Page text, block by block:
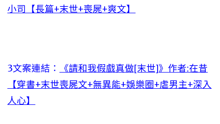
小司【長篇+末世+喪屍+爽文】
3文案連結：
《請和我假戲真做[末世]》作者:在昔
【穿書+末世喪屍文+無異能+娛樂圈+虐男主+深入
人心】